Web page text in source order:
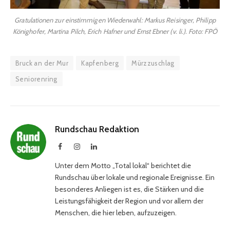
Gratulationen zur einstimmigen Wiederwahl: Markus Reisinger, Philipp
Könighofer, Martina Pilch, Erich Hafner und Ernst Ebner (v. li.). Foto: FPÖ
Bruck an der Mur Kapfenberg
Mürzzuschlag
Seniorenring
Rundschau Redaktion
FacebookInstagramLinkedIn
Unter dem Motto „Total lokal“ berichtet die
Rundschau über lokale und regionale Ereignisse. Ein
besonderes Anliegen ist es, die Stärken und die
Leistungsfähigkeit der Region und vor allem der
Menschen, die hier leben, aufzuzeigen.